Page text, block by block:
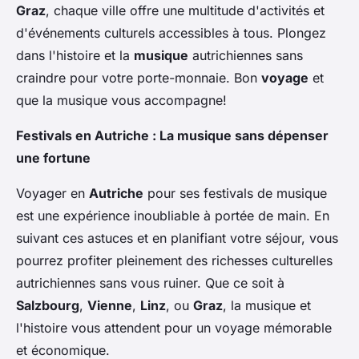
Graz, chaque ville offre une multitude d'activités et
d'événements culturels accessibles à tous. Plongez
dans l'histoire et la musique autrichiennes sans
craindre pour votre porte-monnaie. Bon voyage et
que la musique vous accompagne!
Festivals en Autriche : La musique sans dépenser
une fortune
Voyager en Autriche pour ses festivals de musique
est une expérience inoubliable à portée de main. En
suivant ces astuces et en planifiant votre séjour, vous
pourrez profiter pleinement des richesses culturelles
autrichiennes sans vous ruiner. Que ce soit à
Salzbourg, Vienne, Linz, ou Graz, la musique et
l'histoire vous attendent pour un voyage mémorable
et économique.